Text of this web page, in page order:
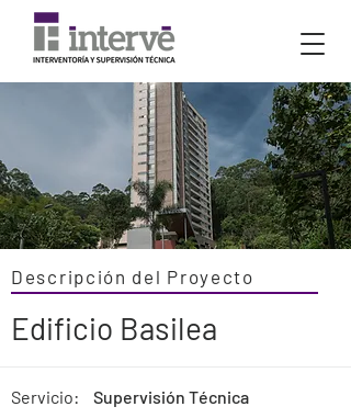
Descripción del Proyecto
Edificio Basilea
Servicio: Supervisión Técnica